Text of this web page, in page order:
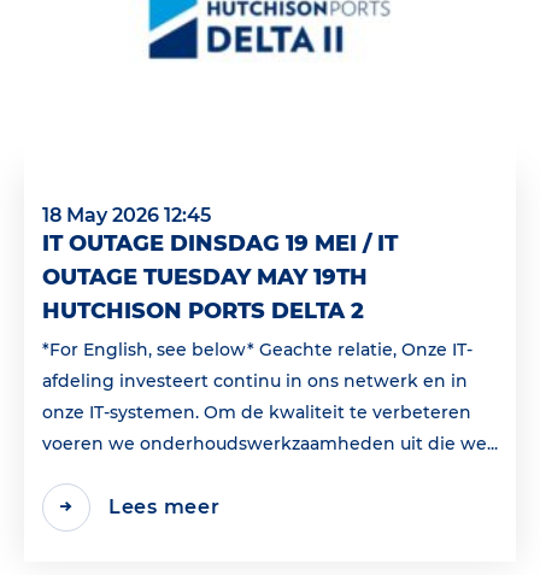
18 May 2026 12:45
IT OUTAGE DINSDAG 19 MEI / IT
OUTAGE TUESDAY MAY 19TH
HUTCHISON PORTS DELTA 2
*For English, see below* Geachte relatie, Onze IT-
afdeling investeert continu in ons netwerk en in
onze IT-systemen. Om de kwaliteit te verbeteren
voeren we onderhoudswerkzaamheden uit die we...
Lees meer